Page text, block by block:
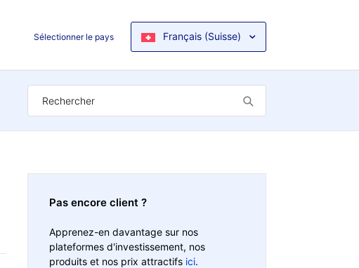
Sélectionner le pays Français (Suisse)
Pas encore client ?
Apprenez-en davantage sur nos
plateformes d'investissement, nos
produits et nos prix attractifs ici.